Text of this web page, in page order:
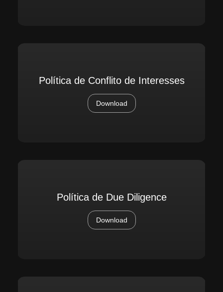
Política de Conflito de Interesses
Download
Política de Due Diligence
Download